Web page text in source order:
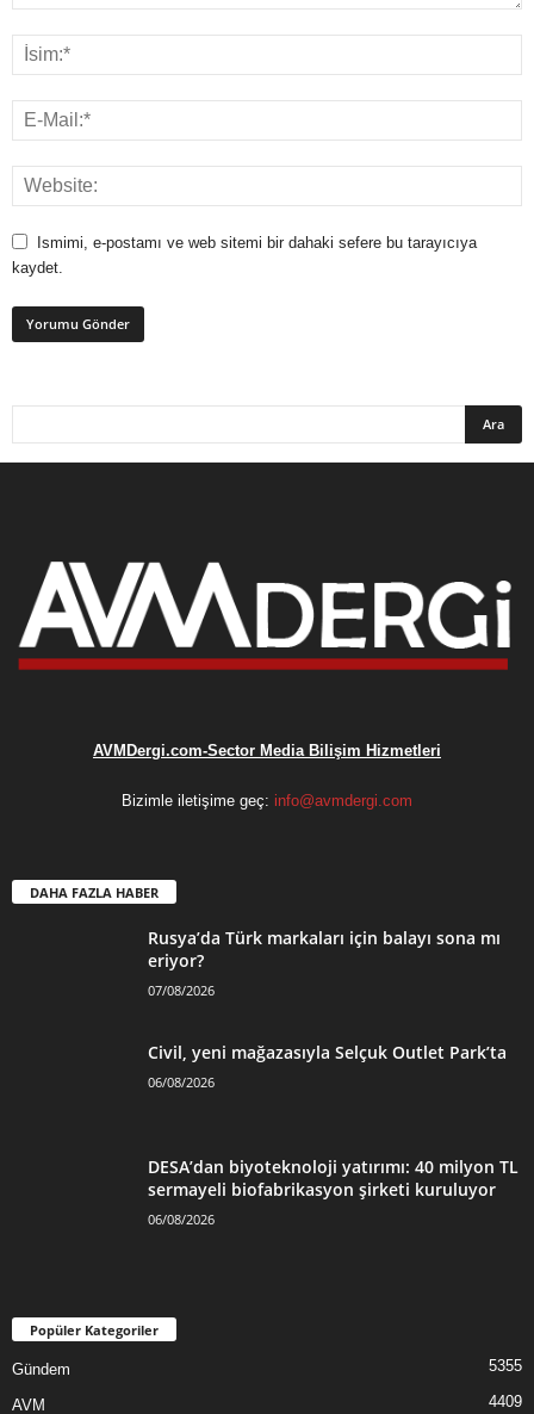
Ismimi, e-postamı ve web sitemi bir dahaki sefere bu tarayıcıya
kaydet.
AVMDergi.com-Sector Media Bilişim Hizmetleri
Bizimle iletişime geç: info@avmdergi.com
DAHA FAZLA HABER
Rusya’da Türk markaları için balayı sona mı
eriyor?
07/08/2026
Civil, yeni mağazasıyla Selçuk Outlet Park’ta
06/08/2026
DESA’dan biyoteknoloji yatırımı: 40 milyon TL
sermayeli biofabrikasyon şirketi kuruluyor
06/08/2026
Popüler Kategoriler
Gündem 5355
AVM 4409